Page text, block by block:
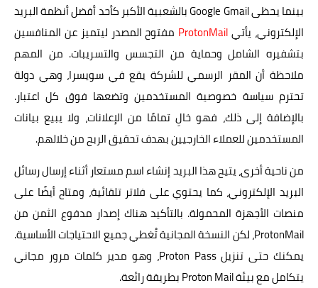
بينما يحظى Google Gmail بالشعبية الأكبر كأحد أفضل أنظمة البريد
الإلكتروني، يأتيProtonMail مفتوح المصدر ليتميز عن المنافسين
بتشفيره الشامل وحماية من التجسس والتسريبات. من المهم
ملاحظة أن المقر الرسمي للشركة يقع في سويسرا، وهي دولة
تحترم سياسة خصوصية المستخدمين وتضعها فوق كل اعتبار.
بالإضافة إلى ذلك، فهو خالِ تمامًا من الإعلانات، ولا يبيع بيانات
المستخدمين للعملاء الخارجيين بهدف تحقيق الربح من خلالهم.
من ناحية أخرى، يتيح هذا البريد إنشاء اسم مستعار أثناء إرسال رسائل
البريد الإلكتروني، كما يحتوي على فلاتر تلقائية، ومتاح أيضًا على
منصات الأجهزة المحمولة. بالتأكيد هناك إصدار مدفوع الثمن من
ProtonMail، لكن النسخة المجانية تُغطي جميع الاحتياجات الأساسية.
يمكنك حتى تنزيل Proton Pass، وهو مدير كلمات مرور مجاني
يتكامل مع بيئة Proton Mail بطريقة رائعة.